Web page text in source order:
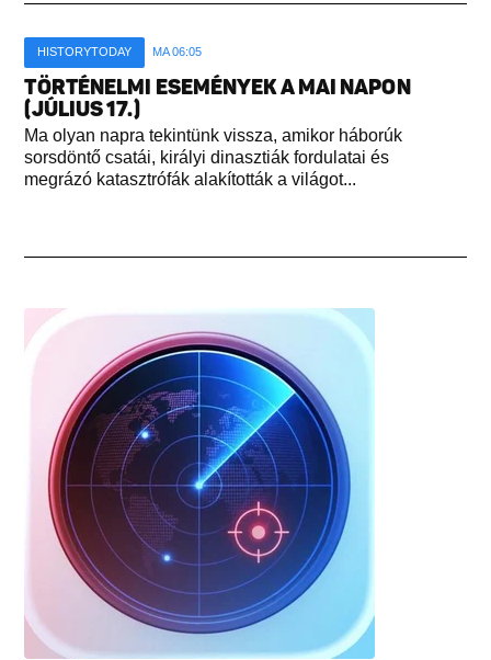
HISTORYTODAY MA 06:05
TÖRTÉNELMI ESEMÉNYEK A MAI NAPON
(JÚLIUS 17.)
Ma olyan napra tekintünk vissza, amikor háborúk
sorsdöntő csatái, királyi dinasztiák fordulatai és
megrázó katasztrófák alakították a világot...